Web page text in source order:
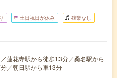
土日祝日が休み 残業なし
蓮花寺駅から徒歩13分／桑名駅から
／朝日駅から車13分